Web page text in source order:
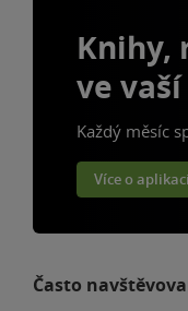
Knihy,
ve
Každý měsíc
Více o aplikaci
Často